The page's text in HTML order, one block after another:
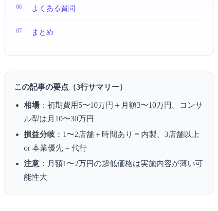
よくある質問
まとめ
この記事の要点（3行サマリー）
相場：初期費用5〜10万円＋月額3〜10万円。コンサ
ル型は月10〜30万円
損益分岐 ：1〜2店舗＋時間あり = 内製、3店舗以上
or 本業優先 = 代行
注意 ：月額1〜2万円の超低価格は実施内容が薄い可
能性大